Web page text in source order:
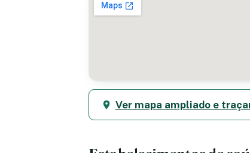
Ver mapa ampliado e